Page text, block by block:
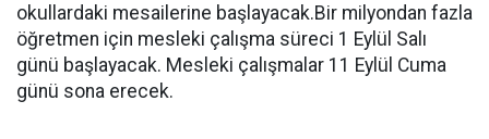
okullardaki mesailerine başlayacak.Bir milyondan fazla
öğretmen için mesleki çalışma süreci 1 Eylül Salı
günü başlayacak. Mesleki çalışmalar 11 Eylül Cuma
günü sona erecek.